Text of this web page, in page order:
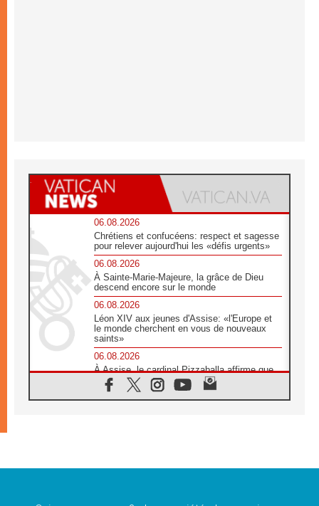
06.08.2026
Chrétiens et confucéens: respect et sagesse
pour relever aujourd'hui les «défis urgents»
06.08.2026
À Sainte-Marie-Majeure, la grâce de Dieu
descend encore sur le monde
06.08.2026
Léon XIV aux jeunes d'Assise: «l'Europe et
le monde cherchent en vous de nouveaux
saints»
06.08.2026
À Assise, le cardinal Pizzaballa affirme que
«les chrétiens veulent la paix»
06.08.2026
message de paix et de dignité humaine»